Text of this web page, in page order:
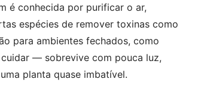
é conhecida por purificar o ar,
espécies de remover toxinas como
para ambientes fechados, como
— sobrevive com pouca luz,
planta quase imbatível.